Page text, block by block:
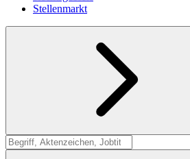
Stellenmarkt
Suche